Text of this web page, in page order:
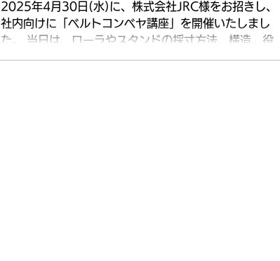
から提案し、納得して選んでいただくこと です。 ...
2025年4月30日(水)に、株式会社JRC様をお招きし、
社内向けに「ベルトコンベヤ講座」を開催いたしまし
た。 当日は、ローラやスタンドの採寸方法、構造、役割